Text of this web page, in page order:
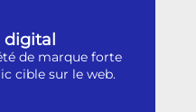
de marque forte
cible sur le web.